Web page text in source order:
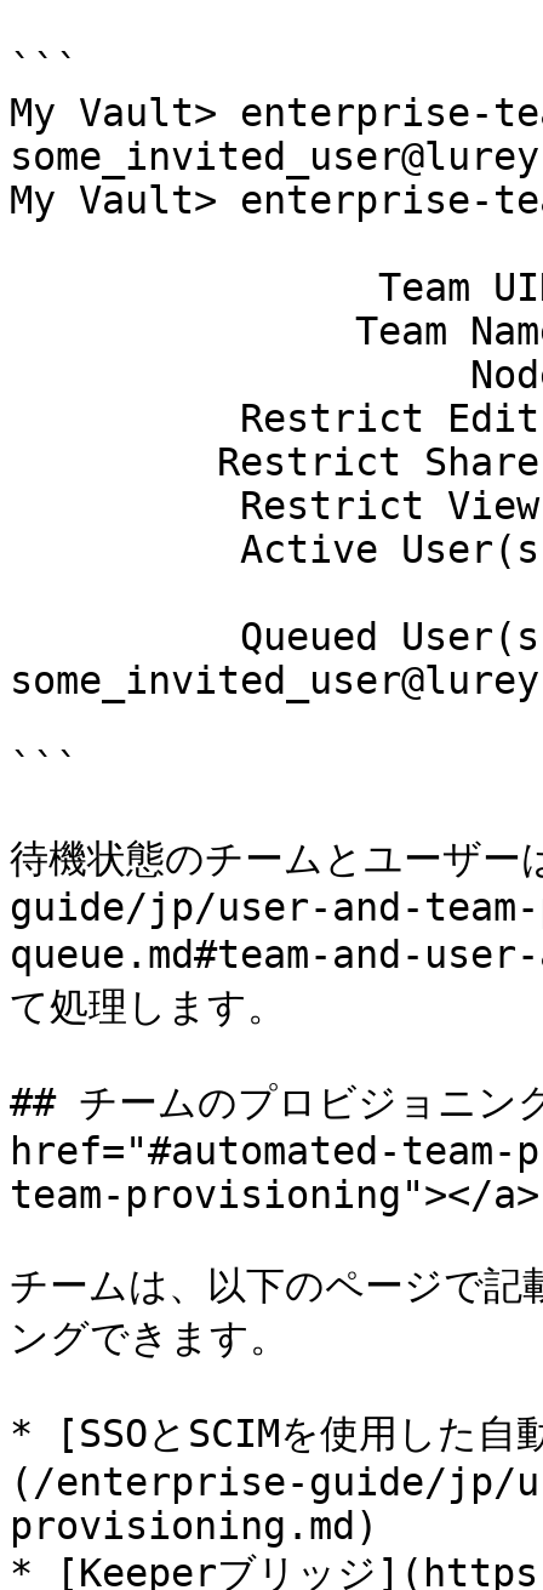
```
My Vault> enterprise-
My Vault> enterprise-
```
待機状態のチームとユー
guide/jp/user-and-
queue.md#team-and-
て処理します。
## チームのプロビジョニン
href="#automated-
team-provisioning"></a>
チームは、以下のページで
ングできます。
* [SSOとSCIMを使用した自
(/enterprise-guide/jp/
provisioning.md)
* [Keeperブリッジ